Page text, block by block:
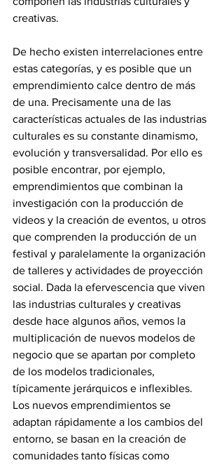
creativas.
De hecho existen interrelaciones entre
estas categorías, y es posible que un
emprendimiento calce dentro de más
de una. Precisamente una de las
características actuales de las industrias
culturales es su constante dinamismo,
evolución y transversalidad. Por ello es
posible encontrar, por ejemplo,
emprendimientos que combinan la
investigación con la producción de
videos y la creación de eventos, u otros
que comprenden la producción de un
festival y paralelamente la organización
de talleres y actividades de proyección
social. Dada la efervescencia que viven
las industrias culturales y creativas
desde hace algunos años, vemos la
multiplicación de nuevos modelos de
negocio que se apartan por completo
de los modelos tradicionales,
típicamente jerárquicos e inflexibles.
Los nuevos emprendimientos se
adaptan rápidamente a los cambios del
entorno, se basan en la creación de
comunidades tanto físicas como